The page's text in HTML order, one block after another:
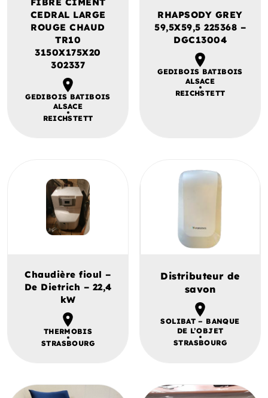
CEDRAL LARGE
ROUGE CHAUD
TR10
3150X175X20
302337
GEDIBOIS BATIBOIS
ALSACE
REICHSTETT
RHAPSODY GREY
59,5X59,5 225368 –
DGC13004
GEDIBOIS BATIBOIS
ALSACE
REICHSTETT
Chaudière fioul –
De Dietrich – 22,4
kW
THERMOBIS
STRASBOURG
Distributeur de
savon
SOLIBAT – BANQUE
DE L’OBJET
STRASBOURG